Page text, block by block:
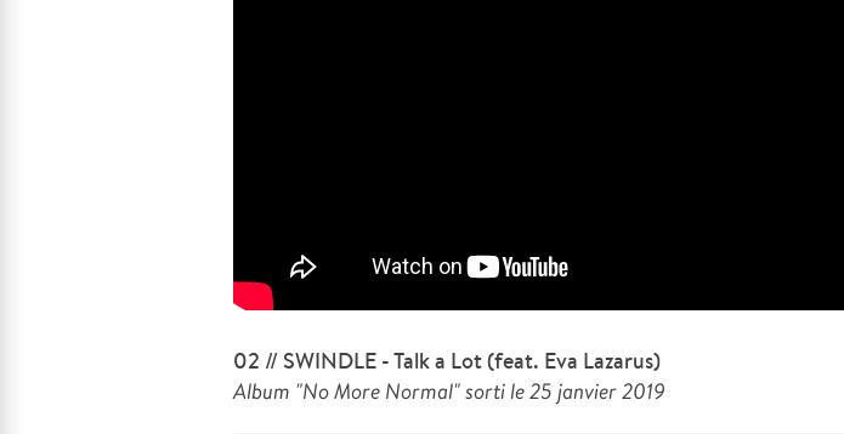
02 // SWINDLE - Talk a Lot (feat. Eva Lazarus)
Album "No More Normal" sorti le 25 janvier 2019